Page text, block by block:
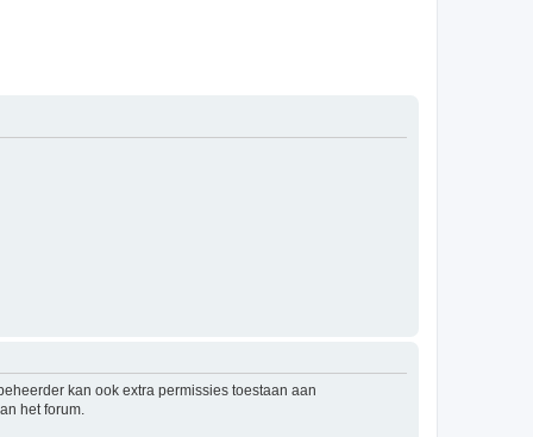
kan ook extra permissies toestaan aan
het forum.